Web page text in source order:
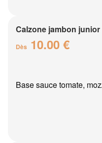
Calzone jambon junior
Dès 10.00 €
Base sauce tomate,